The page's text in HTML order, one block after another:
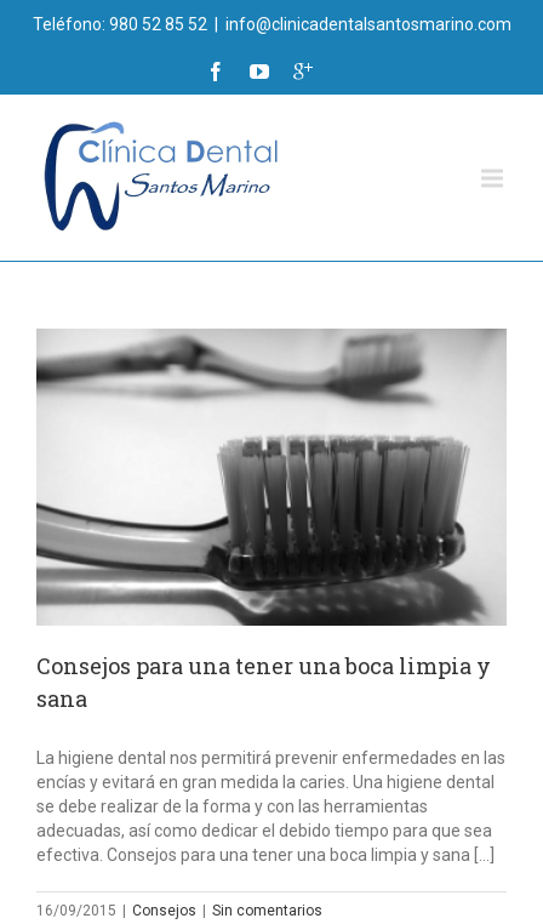
Teléfono: 980 52 85 52 info@clinicadentalsantosmarino.com
Consejos para una tener una boca limpia y
sana
La higiene dental nos permitirá prevenir enfermedades en las
encías y evitará en gran medida la caries. Una higiene dental
se debe realizar de la forma y con las herramientas
adecuadas, así como dedicar el debido tiempo para que sea
efectiva. Consejos para una tener una boca limpia y sana […]
16/09/2015 Consejos
Sin comentarios